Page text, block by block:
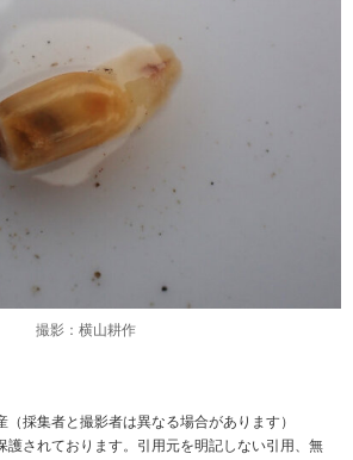
撮影：横山耕作
採集者と撮影者は異なる場合があります）
されております。引用元を明記しない引用、無